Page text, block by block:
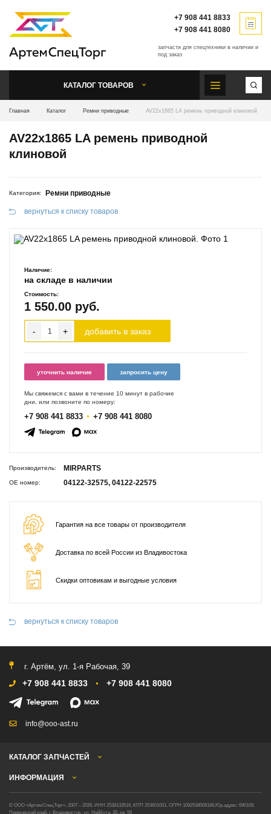
запчасти для спецтехники в наличии и
под заказ
+7 908 441 8833
+7 908 441 8080
КАТАЛОГ ТОВАРОВ
Главная Каталог Ремни приводные AV22x1865 LA ремень приводной клиновой
AV22x1865 LA ремень приводной
клиновой
Категория: Ремни приводные
вернуться к списку товаров
Наличие:
на складе в наличии
Стоимость:
1 550.00 руб.
- + добавить в заказ
уточнить наличие запросить цену
Мы свяжемся с вами в течение 10 минут в рабочие
дни, или позвоните по номеру:
+7 908 441 8833 +7 908 441 8080
Производитель: MIRPARTS
ОЕ номер: 04122-32575, 04122-22575
Гарантия на все товары от производителя
Доставка по всей России из Владивостока
Скидки оптовикам и выгодные условия
вернуться к списку товаров
г. Артём, ул. 1-я Рабочая, 39
+7 908 441 8833 +7 908 441 8080
info@ooo-ast.ru
КАТАЛОГ ЗАПЧАСТЕЙ
ИНФОРМАЦИЯ
© ООО «АртемСпецТорг», 2007 – 2026. ИНН 2538133516, КПП 253601001, ОГРН 1092538008166,Юр.адрес: 690109,
Приморский край, г. Владивосток, ул. Нейбута, 35, кв. 55